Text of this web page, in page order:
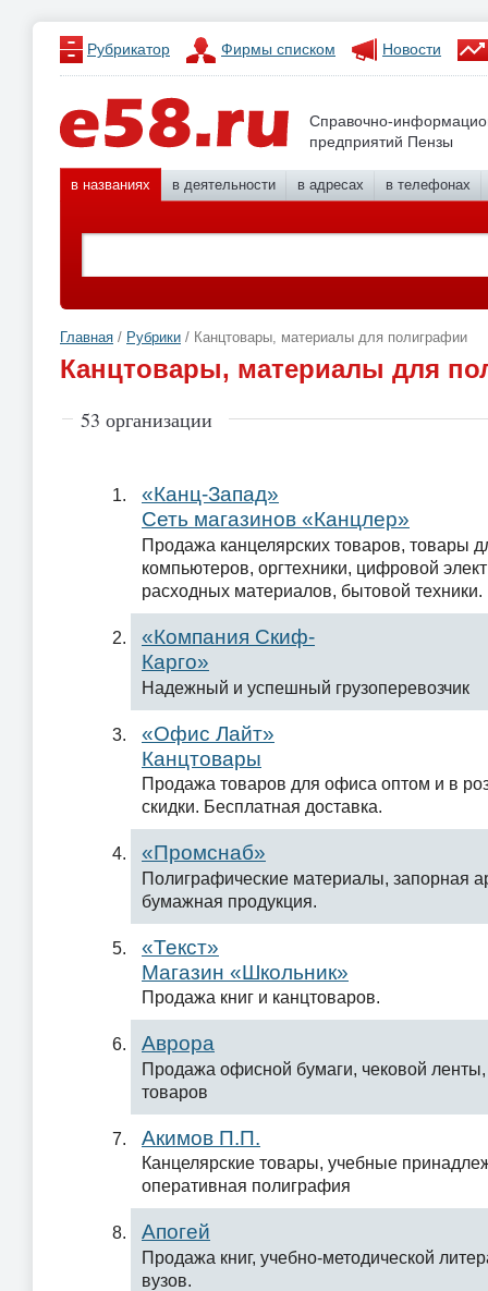
Рубрикатор Фирмы списком Новости
Справочно-
предприятий Пензы
в названиях в деятельности в адресах в телефонах
Главная / Рубрики / Канцтовары, материалы для полиграфии
Канцтовары, материалы для
53 организации
«Канц-Запад»
Сеть магазинов «Канцлер»
Продажа канцелярских товаров, товары
компьютеров, оргтехники, цифровой
расходных материалов, бытовой техники.
«Компания Скиф-
Карго»
Надежный и успешный грузоперевозчик
«Офис Лайт»
Канцтовары
Продажа товаров для офиса оптом и в
скидки. Бесплатная доставка.
«Промснаб»
Полиграфические материалы, запорная
бумажная продукция.
«Текст»
Магазин «Школьник»
Продажа книг и канцтоваров.
Аврора
Продажа офисной бумаги, чековой ленты,
товаров
Акимов П.П.
Канцелярские товары, учебные
оперативная полиграфия
Апогей
Продажа книг, учебно-методической
вузов.